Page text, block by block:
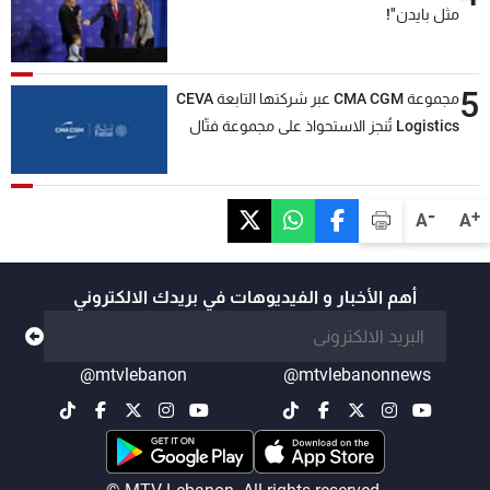
A+
A-
مثل بايدن"!
5
مجموعة CMA CGM عبر شركتها التابعة CEVA
Logistics تُنجز الاستحواذ على مجموعة فتّال
أهم الأخبار و الفيديوهات في بريدك الالكتروني
@mtvlebanonnews
@mtvlebanon